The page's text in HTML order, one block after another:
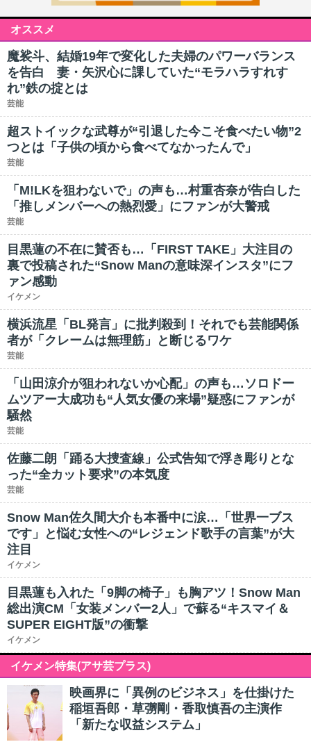
オススメ
魔裟斗、結婚19年で変化した夫婦のパワーバランス
を告白 妻・矢沢心に課していた“モラハラすれす
れ”鉄の掟とは
芸能
超ストイックな武尊が“引退した今こそ食べたい物”2
つとは「子供の頃から食べてなかったんで」
芸能
「M!LKを狙わないで」の声も…村重杏奈が告白した
「推しメンバーへの熱烈愛」にファンが大警戒
芸能
目黒蓮の不在に賛否も…「FIRST TAKE」大注目の
裏で投稿された“Snow Manの意味深インスタ”にフ
ァン感動
イケメン
横浜流星「BL発言」に批判殺到！それでも芸能関係
者が「クレームは無理筋」と断じるワケ
芸能
「山田涼介が狙われないか心配」の声も…ソロドー
ムツアー大成功も“人気女優の来場”疑惑にファンが
騒然
芸能
佐藤二朗「踊る大捜査線」公式告知で浮き彫りとな
った“全カット要求”の本気度
芸能
Snow Man佐久間大介も本番中に涙…「世界一ブス
です」と悩む女性への“レジェンド歌手の言葉”が大
注目
イケメン
目黒蓮も入れた「9脚の椅子」も胸アツ！Snow Man
総出演CM「女装メンバー2人」で蘇る“キスマイ＆
SUPER EIGHT版”の衝撃
イケメン
イケメン特集(アサ芸プラス)
映画界に「異例のビジネス」を仕掛けた
稲垣吾郎・草彅剛・香取慎吾の主演作
「新たな収益システム」